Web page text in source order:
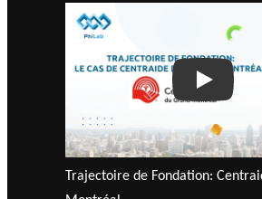
Play
Trajectoire de Fondation: